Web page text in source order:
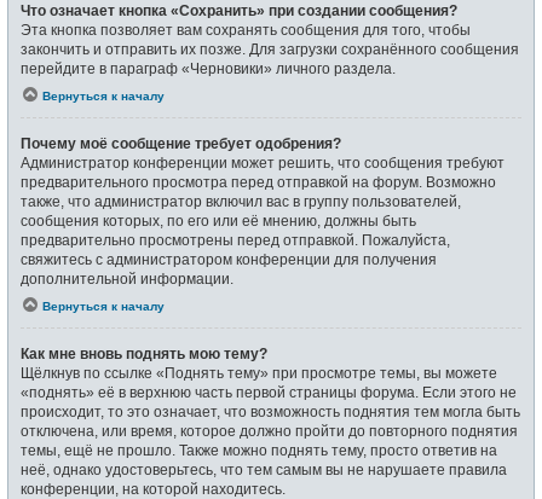
Что означает кнопка «Сохранить» при создании сообщения?
Эта кнопка позволяет вам сохранять сообщения для того, чтобы
закончить и отправить их позже. Для загрузки сохранённого сообщения
перейдите в параграф «Черновики» личного раздела.
Вернуться к началу
Почему моё сообщение требует одобрения?
Администратор конференции может решить, что сообщения требуют
предварительного просмотра перед отправкой на форум. Возможно
также, что администратор включил вас в группу пользователей,
сообщения которых, по его или её мнению, должны быть
предварительно просмотрены перед отправкой. Пожалуйста,
свяжитесь с администратором конференции для получения
дополнительной информации.
Вернуться к началу
Как мне вновь поднять мою тему?
Щёлкнув по ссылке «Поднять тему» при просмотре темы, вы можете
«поднять» её в верхнюю часть первой страницы форума. Если этого не
происходит, то это означает, что возможность поднятия тем могла быть
отключена, или время, которое должно пройти до повторного поднятия
темы, ещё не прошло. Также можно поднять тему, просто ответив на
неё, однако удостоверьтесь, что тем самым вы не нарушаете правила
конференции, на которой находитесь.